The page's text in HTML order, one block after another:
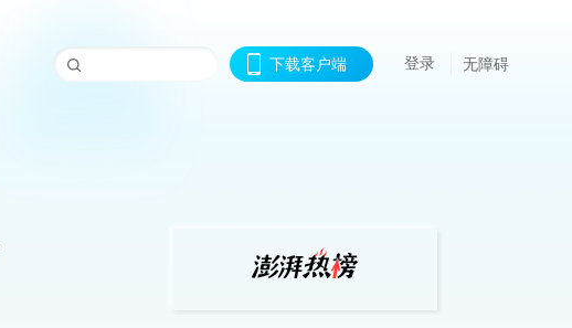
下载客户端 登录 无障碍